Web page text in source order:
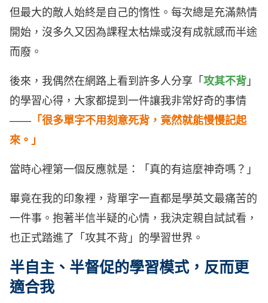
但最大的敵人始終是自己的惰性。每次總是充滿熱情
開始，沒多久又因為課程太枯燥或沒有成就感而半途
而廢。
後來，我偶然在網路上看到許多人分享「 攻其不背 」
的學習心得，大家都提到一件讓我非常好奇的事情
—— 「很多單字不用刻意死背，竟然就能慢慢記起
來。」
當時心裡第一個反應就是：「真的有這麼神奇嗎？」
畢竟在我的印象裡，背單字一直都是學英文最痛苦的
一件事。抱著半信半疑的心情，我決定親自試試看，
也正式踏進了「攻其不背」的學習世界。
半自主、半督促的學習模式，反而更
適合我